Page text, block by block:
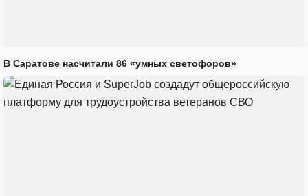
В Саратове насчитали 86 «умных светофоров»